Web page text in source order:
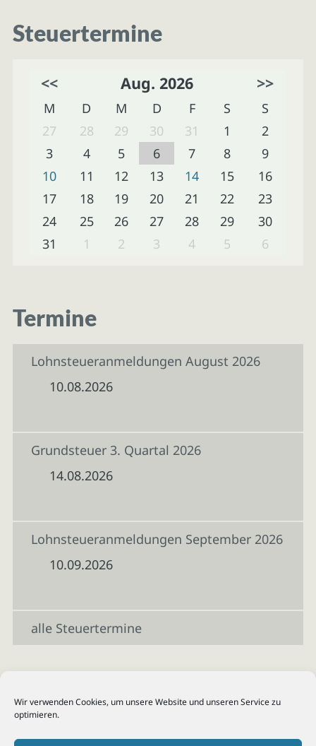
Wir verwenden Cookies, um unsere Website und unseren Service zu
optimieren.
Steuertermine
<< Aug. 2026 >>
M D M D F S
S
27
28 29 30 31 1
2
3
4 5 6 7 8
9
10
11 12 13 14 15
16
17
18 19 20 21 22
23
24
25 26 27 28 29
30
31
1 2 3 4 5 6
Termine
Lohnsteueranmeldungen August 2026
10.08.2026
Grundsteuer 3. Quartal 2026
14.08.2026
Lohnsteueranmeldungen September 2026
10.09.2026
alle Steuertermine